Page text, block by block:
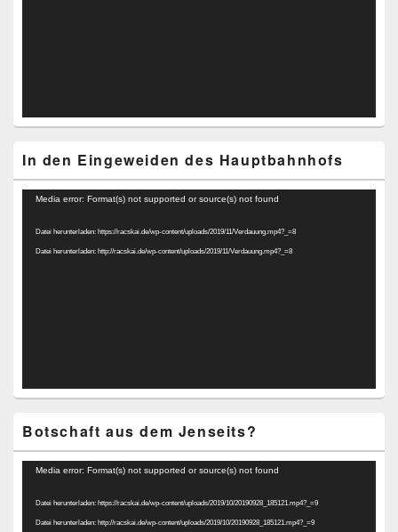
In den Eingeweiden des Hauptbahnhofs
Video-
Media error: Format(s) not supported or source(s) not found
Datei herunterladen: https://racskai.de/wp-content/uploads/2019/11/Verdauung.mp4?_=8
Datei herunterladen: http://racskai.de/wp-content/uploads/2019/11/Verdauung.mp4?_=8
Botschaft aus dem Jenseits?
Video-
Media error: Format(s) not supported or source(s) not found
Datei herunterladen: https://racskai.de/wp-content/uploads/2019/10/20190928_185121.mp4?_=9
Datei herunterladen: http://racskai.de/wp-content/uploads/2019/10/20190928_185121.mp4?_=9